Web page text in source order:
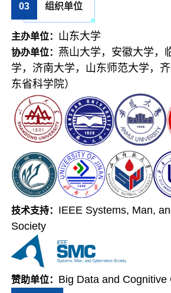
03 组织单位
主办单位： 山东大学
协办单位： 燕山大学，安徽大学，
学，济南大学，山东师范大学，
东省科学院）
技术支持： IEEE Systems, Man,
Society
赞助单位： Big Data and Cognitive